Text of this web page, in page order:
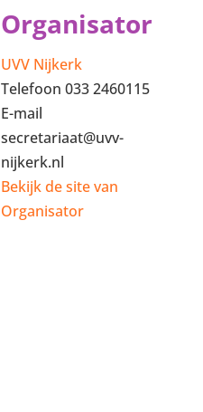
Organisator
UVV Nijkerk
Telefoon 033 2460115
E-mail
secretariaat@uvv-
nijkerk.nl
Bekijk de site van
Organisator